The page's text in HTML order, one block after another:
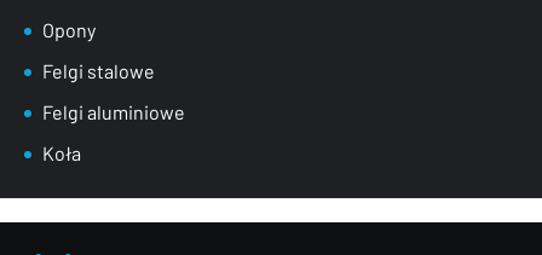
Lusterka
Maski
Nadkola
Pasy przednie
Zderzaki
Opony
Felgi stalowe
Felgi aluminiowe
Koła